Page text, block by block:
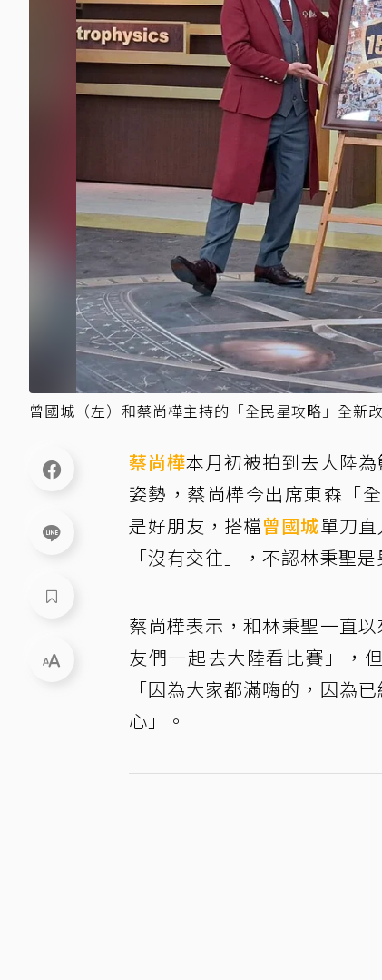
曾國城（左）和蔡尚樺主持的「全民星攻略」全新
蔡尚樺本月初被拍到去大陸
姿勢，蔡尚樺今出席東森「
是好朋友，搭檔曾國城單刀
「沒有交往」，不認林秉聖是
蔡尚樺表示，和林秉聖一直
友們一起去大陸看比賽」，
「因為大家都滿嗨的，因為
心」。